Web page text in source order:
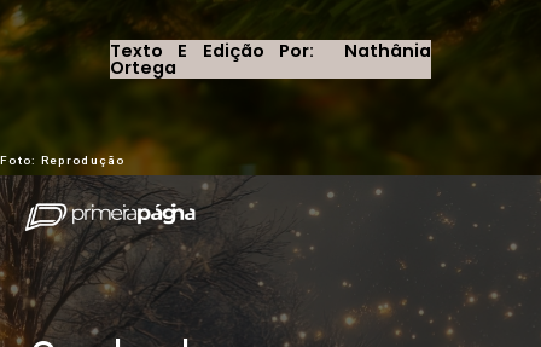
Texto E Edição Por: Nathânia
Ortega
Foto: Reprodução